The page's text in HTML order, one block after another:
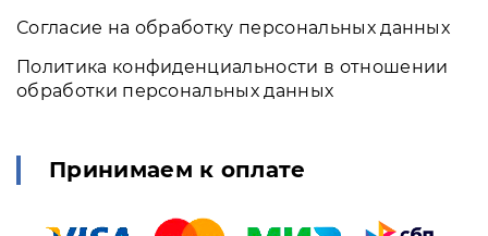
Согласие на обработку персональных данных
Политика конфиденциальности в отношении
обработки персональных данных
Принимаем к оплате